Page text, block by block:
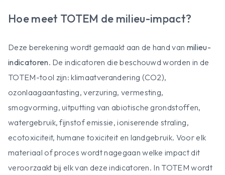
Hoe meet TOTEM de milieu-impact?
Deze berekening wordt gemaakt aan de hand van milieu-
indicatoren. De indicatoren die beschouwd worden in de
TOTEM-tool zijn: klimaatverandering (CO2),
ozonlaagaantasting, verzuring, vermesting,
smogvorming, uitputting van abiotische grondstoffen,
watergebruik, fijnstof emissie, ioniserende straling,
ecotoxiciteit, humane toxiciteit en landgebruik. Voor elk
materiaal of proces wordt nagegaan welke impact dit
veroorzaakt bij elk van deze indicatoren. In TOTEM wordt